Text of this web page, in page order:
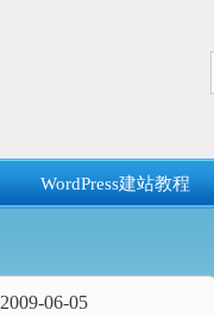
WordPress建站教程
2009-06-05